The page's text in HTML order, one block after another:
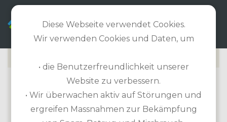
DE
LES CHÂTEAUX COURSE
> Golfzone
Diese Webseite verwendet Cookies.
Wir verwenden Cookies und Daten, um
• die Benutzerfreundlichkeit unserer
Website zu verbessern.
• Wir überwachen aktiv auf Störungen und
ergreifen Massnahmen zur Bekämpfung